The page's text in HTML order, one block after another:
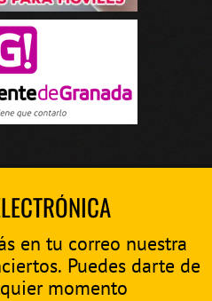
en tu correo nuestra
Puedes darte de
momento